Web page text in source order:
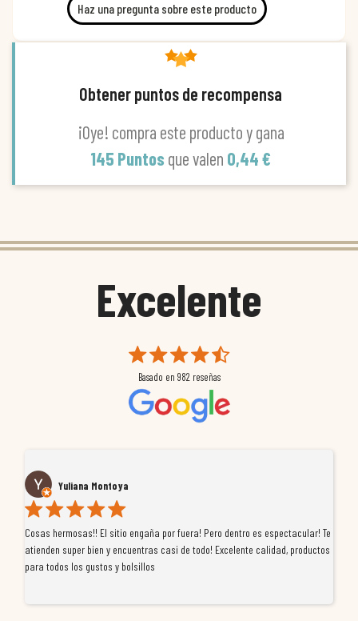
Haz una pregunta sobre este producto
Obtener puntos de recompensa
¡Oye! compra este producto y gana
145 Puntos que valen 0,44 €
Excelente
Basado en 982 reseñas
Yuliana Montoya
Cosas hermosas!! El sitio engaña por fuera! Pero dentro es espectacular! Te
atienden super bien y encuentras casi de todo! Excelente calidad, productos
para todos los gustos y bolsillos